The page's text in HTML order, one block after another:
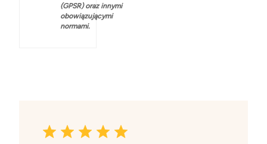
(GPSR) oraz innymi
obowiązującymi
normami.